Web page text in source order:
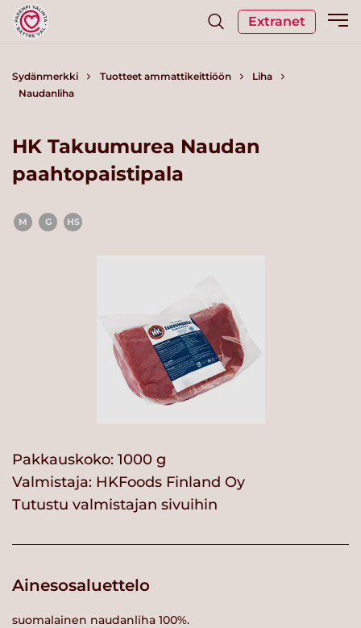
Extranet
Sydänmerkki Tuotteet ammattikeittiöön
Liha
Naudanliha
HK Takuumurea Naudan
paahtopaistipala
M G HS
Pakkauskoko: 1000 g
Valmistaja: HKFoods Finland Oy
Tutustu valmistajan sivuihin
Ainesosaluettelo
suomalainen naudanliha 100%.